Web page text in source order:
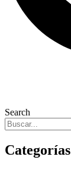
Search
Categorías